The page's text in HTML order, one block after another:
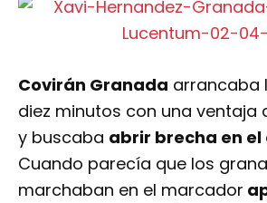
Covirán Granada arrancaba
diez minutos con una ventaja
y buscaba abrir brecha en
Cuando parecía que los
marchaban en el marcador